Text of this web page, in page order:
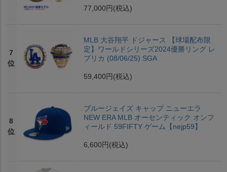
77,000円 (税込)
7
位
MLB 大谷翔平 ドジャース 【球場配布限
定】ワールドシリーズ2024優勝リング レ
プリカ (08/06/25) SGA
59,400円 (税込)
8
位
ブルージェイズ キャップ ニューエラ
NEW ERA MLB オーセンティック オンフ
ィールド 59FIFTY ゲーム【nejp59】
6,600円 (税込)